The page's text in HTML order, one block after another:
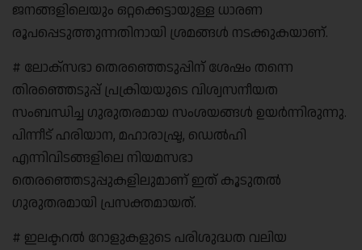
ജനങ്ങളിലെയും ഒറ്റക്കെട്ടായുള്ള ധാരണ
രൂപപ്പെടുത്തുന്നതിനായി ശ്രമങ്ങൾ നടക്കുകയാണ്.
# ലോക്സഭാ തെരഞ്ഞെടുപ്പിന് ശേഷം തന്നെ
തിരഞ്ഞെടുപ്പ് പ്രക്രിയയുടെ വിശ്വസനീയത
സംബന്ധിച്ച ഗുരുതരമായ സംശയങ്ങൾ ഉയർന്നിരുന്നു.
പിന്നീട് ഹരിയാന, മഹാരാഷ്ട്ര, ഡെൽഹി
എന്നിവിടങ്ങളിലെ നിയമസഭാ
തെരഞ്ഞെടുപ്പുകളിലുമാണ് ഇത് കൂടുതൽ
ഗുരുതരമായി പ്രസക്തമായത്.
# ഇലക്ടറൽ റോളുകളുടെ പരിശുദ്ധത വലിയ